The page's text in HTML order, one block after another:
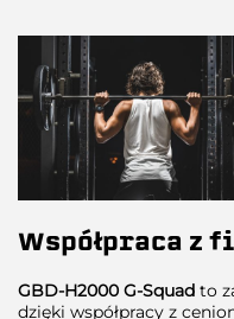
Współpraca z
GBD-H2000 G-Squad to
dzięki współpracy z